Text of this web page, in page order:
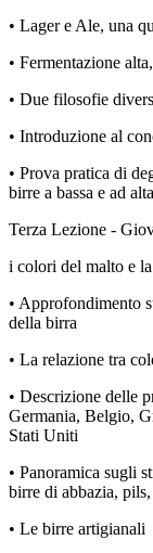
• Lager e Ale, una
• Fermentazione
• Due filosofie
• Introduzione al
• Prova pratica di
birre a bassa e ad
Terza Lezione -
i colori del malto e
• Approfondimento
della birra
• La relazione tra
• Descrizione delle
Germania, Belgio,
Stati Uniti
• Panoramica sugli
birre di abbazia,
• Le birre artigianali